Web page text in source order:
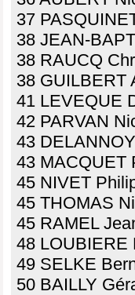
37
38 JEAN-
38 RAUCQ
38 GUILBERT
41 LEVEQUE
42 PARVAN
43
43 MACQUET
45 NIVET
45 THOMAS
45 RAMEL
48 LOUBIERE
49 SELKE
50 BAILLY